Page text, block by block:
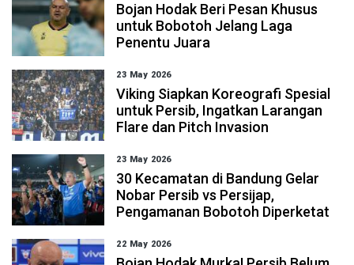
Bojan Hodak Beri Pesan Khusus
untuk Bobotoh Jelang Laga
Penentu Juara
23 May 2026
Viking Siapkan Koreografi Spesial
untuk Persib, Ingatkan Larangan
Flare dan Pitch Invasion
23 May 2026
30 Kecamatan di Bandung Gelar
Nobar Persib vs Persijap,
Pengamanan Bobotoh Diperketat
22 May 2026